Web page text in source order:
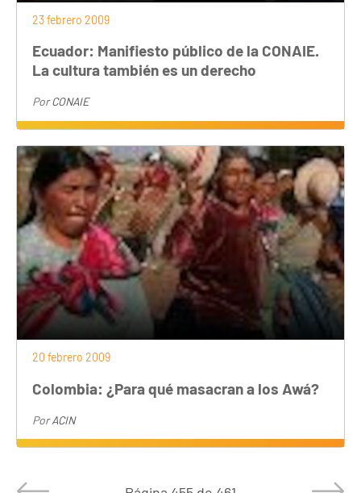
23 febrero 2009
Ecuador: Manifiesto público de la CONAIE.
La cultura también es un derecho
PorCONAIE
20 febrero 2009
Colombia: ¿Para qué masacran a los Awá?
PorACIN